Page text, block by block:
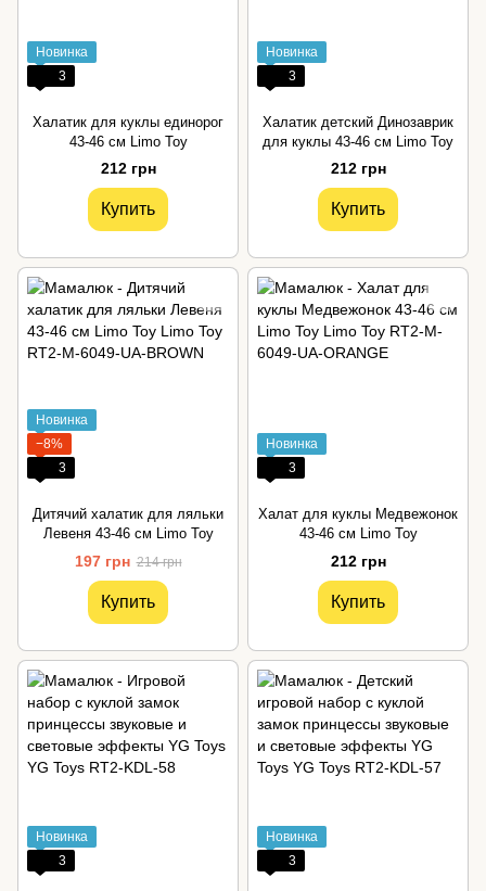
Новинка
3
Халатик для куклы единорог
43-46 см Limo Toy
212 грн
Купить
Новинка
3
Халатик детский Динозаврик
для куклы 43-46 см Limo Toy
212 грн
Купить
Новинка
−8%
3
Дитячий халатик для ляльки
Левеня 43-46 см Limo Toy
197 грн 214 грн
Купить
Новинка
3
Халат для куклы Медвежонок
43-46 см Limo Toy
212 грн
Купить
Новинка
3
Новинка
3